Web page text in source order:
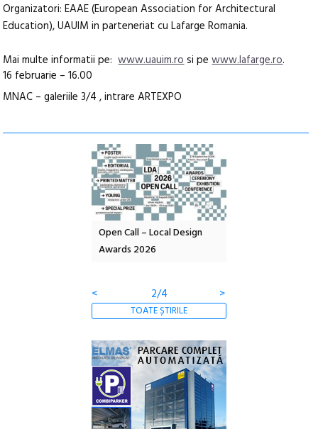
Organizatori: EAAE (European Association for Architectural
Education), UAUIM in parteneriat cu Lafarge Romania.
Mai multe informatii pe:www.uauim.rosi pewww.lafarge.ro.
16 februarie – 16.00
MNAC – galeriile 3/4 , intrare ARTEXPO
Open Call – Local Design
Awards 2026
<
2/4 >
TOATE ȘTIRILE